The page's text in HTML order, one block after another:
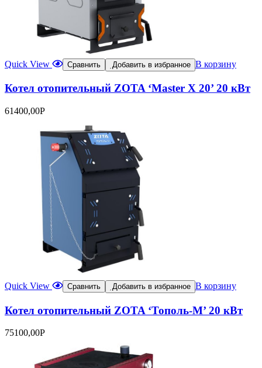
Quick View Сравнить Добавить в избранное В корзину
Котел отопительный ZOTA ‘Master X 20’ 20 кВт
61400,00Р
Quick View Сравнить Добавить в избранное В корзину
Котел отопительный ZOTA ‘Тополь-М’ 20 кВт
75100,00Р